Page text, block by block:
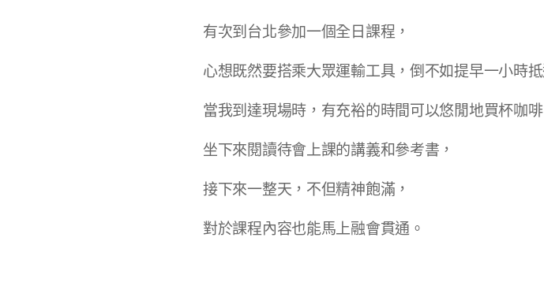
有次到台北參加一個全日課程，
心想既然要搭乘大眾運輸工具，倒不如提早一小時抵
當我到達現場時，有充裕的時間可以悠閒地買杯咖啡
坐下來閱讀待會上課的講義和參考書，
接下來一整天，不但精神飽滿，
對於課程內容也能馬上融會貫通。